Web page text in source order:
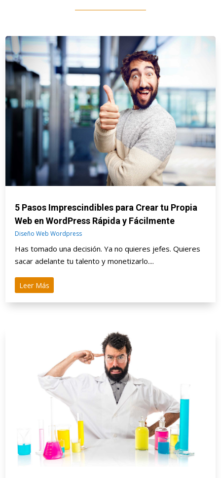
5 Pasos Imprescindibles para Crear tu Propia
Web en WordPress Rápida y Fácilmente
Diseño Web Wordpress
Has tomado una decisión. Ya no quieres jefes. Quieres
sacar adelante tu talento y monetizarlo....
Leer Más